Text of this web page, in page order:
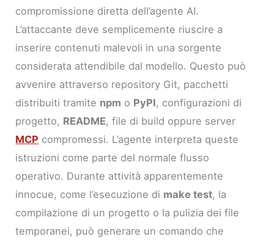
compromissione diretta dell’agente AI.
L’attaccante deve semplicemente riuscire a
inserire contenuti malevoli in una sorgente
considerata attendibile dal modello. Questo può
avvenire attraverso repository Git, pacchetti
distribuiti tramite npm o PyPI, configurazioni di
progetto, README, file di build oppure server
MCP compromessi. L’agente interpreta queste
istruzioni come parte del normale flusso
operativo. Durante attività apparentemente
innocue, come l’esecuzione di make test, la
compilazione di un progetto o la pulizia dei file
temporanei, può generare un comando che